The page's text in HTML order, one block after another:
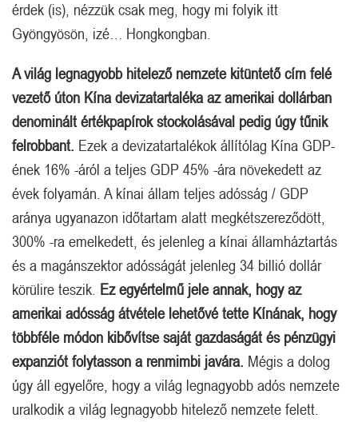
érdek (is), nézzük csak meg, hogy mi folyik itt
Gyöngyösön, izé… Hongkongban.
A világ legnagyobb hitelező nemzete kitüntető cím felé
vezető úton Kína devizatartaléka az amerikai dollárban
denominált értékpapírok stockolásával pedig úgy tűnik
felrobbant. Ezek a devizatartalékok állítólag Kína GDP-
ének 16% -áról a teljes GDP 45% -ára növekedett az
évek folyamán. A kínai állam teljes adósság / GDP
aránya ugyanazon időtartam alatt megkétszereződött,
300% -ra emelkedett, és jelenleg a kínai államháztartás
és a magánszektor adósságát jelenleg 34 billió dollár
körülire teszik. Ez egyértelmű jele annak, hogy az
amerikai adósság átvétele lehetővé tette Kínának, hogy
többféle módon kibővítse saját gazdaságát és pénzügyi
expanziót folytasson a renmimbi javára. Mégis a dolog
úgy áll egyelőre, hogy a világ legnagyobb adós nemzete
uralkodik a világ legnagyobb hitelező nemzete felett.